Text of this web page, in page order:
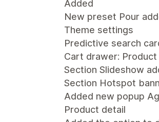
Added
New preset Pour
Theme settings
Predictive search
Cart drawer:
Section Slideshow
Section Hotspot
Added new popup
Product detail